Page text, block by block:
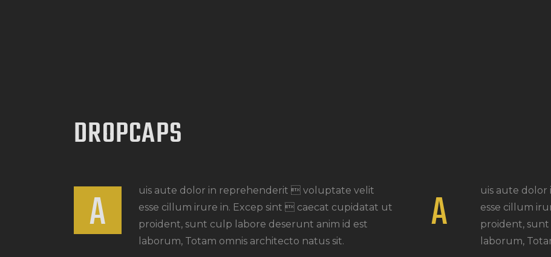
DROPCAPS
A
uis aute dolor in reprehenderit  voluptate velit
esse cillum irure in. Excep sint  caecat cupidatat ut
proident, sunt culp labore deserunt anim id est
laborum, Totam omnis architecto natus sit.
A
uis aute
esse cillum
proident,
laborum,